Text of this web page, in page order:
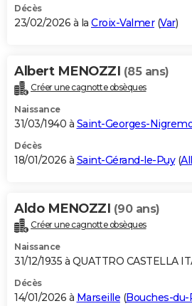
S'inscrire
Se connecter
Lycées
Collèges
Primaires
Universités
Entreprises
Service militaire
Avis de recherche
AVIS DE DÉCÈS
Bricolage
Lifestyle
Culture
Sport
Auto
Television
Voyage
Cinema
Décès
23/02/2026 à la Croix-Valmer(Var)
Albert MENOZZI (85 ans)
Créer une cagnotte obsèques
Naissance
31/03/1940 à Saint-Georges-
Décès
18/01/2026 à Saint-Gérand-le-Puy(
Aldo MENOZZI (90 ans)
Créer une cagnotte obsèques
Naissance
31/12/1935 à QUATTRO CASTELLA
Décès
14/01/2026 à Marseille (Bouches-du-